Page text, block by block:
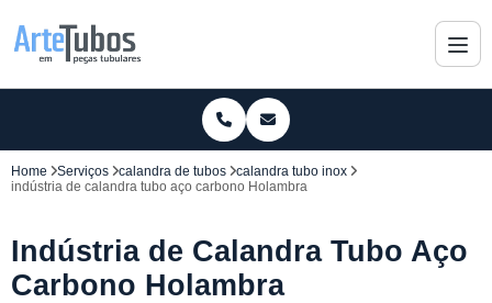
Home Serviços calandra de tubos
calandra tubo inox
indústria de calandra tubo aço carbono Holambra
Indústria de Calandra Tubo Aço
Carbono Holambra